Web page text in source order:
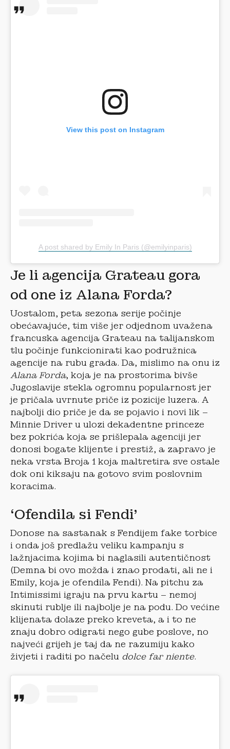
View this post on Instagram
A post shared by Emily In Paris (@emilyinparis)
Je li agencija Grateau gora
od one iz Alana Forda?
Uostalom, peta sezona serije počinje
obećavajuće, tim više jer odjednom uvažena
francuska agencija Grateau na talijanskom
tlu počinje funkcionirati kao podružnica
agencije na rubu grada. Da, mislimo na onu iz
Alana Forda, koja je na prostorima bivše
Jugoslavije stekla ogromnu popularnost jer
je pričala uvrnute priče iz pozicije luzera. A
najbolji dio priče je da se pojavio i novi lik –
Minnie Driver u ulozi dekadentne princeze
bez pokrića koja se prišlepala agenciji jer
donosi bogate klijente i prestiž, a zapravo je
neka vrsta Broja 1 koja maltretira sve ostale
dok oni kiksaju na gotovo svim poslovnim
koracima.
‘Ofendila si Fendi’
Donose na sastanak s Fendijem fake torbice
i onda još predlažu veliku kampanju s
lažnjacima kojima bi naglasili autentičnost
(Demna bi ovo možda i znao prodati, ali ne i
Emily, koja je ofendila Fendi). Na pitchu za
Intimissimi igraju na prvu kartu – nemoj
skinuti rublje ili najbolje je na podu. Do većine
klijenata dolaze preko kreveta, a i to ne
znaju dobro odigrati nego gube poslove, no
najveći grijeh je taj da ne razumiju kako
živjeti i raditi po načelu dolce far niente.